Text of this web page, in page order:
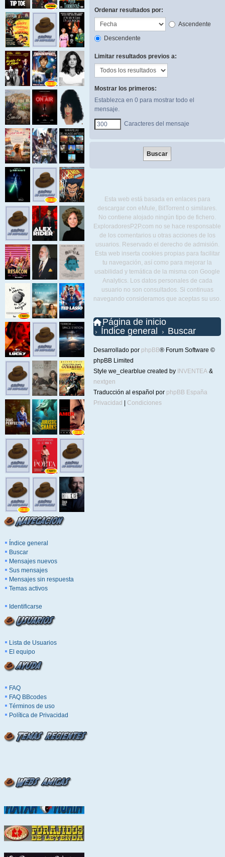
Índice general
Buscar
Mensajes nuevos
Sus mensajes
Mensajes sin respuesta
Temas activos
Identificarse
Lista de Usuarios
El equipo
FAQ
FAQ BBcodes
Términos de uso
Política de Privacidad
Ordenar resultados por:
Ascendente
Descendente
Limitar resultados previos a:
Mostrar los primeros:
Establezca en 0 para mostrar todo el
mensaje.
Caracteres del mensaje
Esta web está basada en enlaces para
descargar con eMule, BitTorrent o similares.
No contiene alojado ningún tipo de fichero.
ExploradoresP2P.com no se hace responsable
de los comentarios u otras acciones de los
usuarios. Reservado el derecho de admisión.
Esta web inserta cookies propias para facilitar
tu navegación, así como para mejorar la
usabilidad y temática de la misma con Google
Analytics. Los datos personales de cada
usuario no son consultados. Si continuas
navegando consideramos que aceptas su uso.
Página de inicio
Índice general
Buscar
Desarrollado por phpBB® Forum Software ©
phpBB Limited
Style we_clearblue created by INVENTEA &
nextgen
Traducción al español por phpBB España
Privacidad
Condiciones